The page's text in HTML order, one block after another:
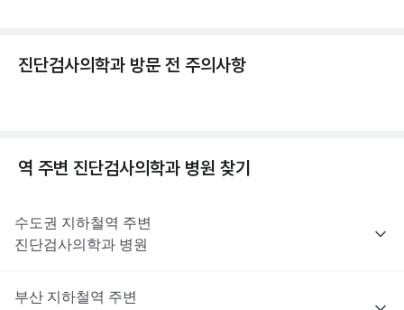
진단검사의학과 방문 전 주의사항
역 주변 진단검사의학과 병원 찾기
수도권 지하철역 주변
진단검사의학과 병원
부산 지하철역 주변